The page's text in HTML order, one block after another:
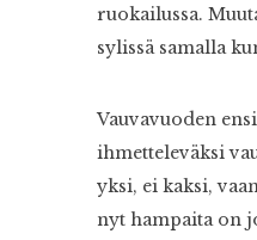
ruokailussa.
sylissä samalla
Vauvavuoden
ihmetteleväksi
yksi, ei kaksi,
nyt hampaita on